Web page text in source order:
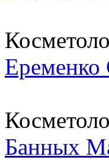
Еременко
Банных